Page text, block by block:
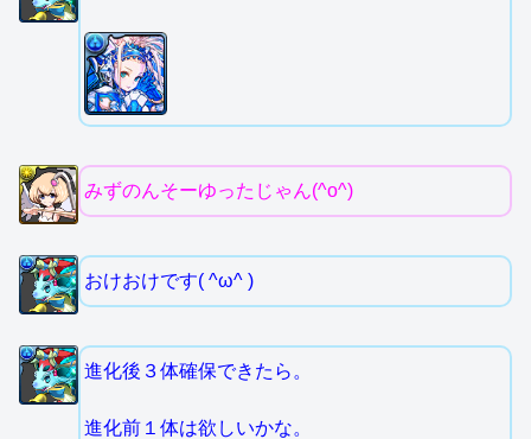
みずのんそーゆったじゃん(^o^)
おけおけです( ^ω^ )
進化後３体確保できたら。
進化前１体は欲しいかな。